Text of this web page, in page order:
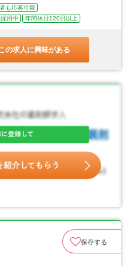
も応募可能
用中 年間休日120日以上
の求人に興味がある
保存する